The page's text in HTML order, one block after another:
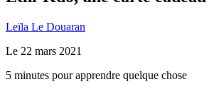
Leïla Le Douaran
Le 22 mars 2021
5 minutes pour apprendre quelque chose